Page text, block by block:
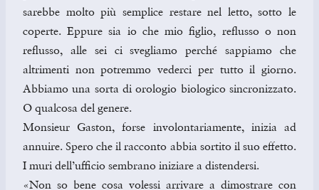
sarebbe molto più semplice restare nel letto, sotto le
coperte. Eppure sia io che mio figlio, reflusso o non
reflusso, alle sei ci svegliamo perché sappiamo che
altrimenti non potremmo vederci per tutto il giorno.
Abbiamo una sorta di orologio biologico sincronizzato.
O qualcosa del genere.
Monsieur Gaston, forse involontariamente, inizia ad
annuire. Spero che il racconto abbia sortito il suo effetto.
I muri dell’ufficio sembrano iniziare a distendersi.
«Non so bene cosa volessi arrivare a dimostrare con